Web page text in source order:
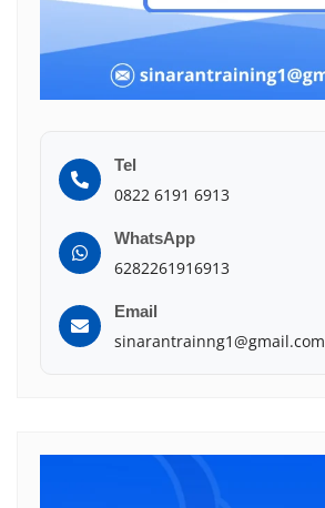
Tel
0822 6191 6913
WhatsApp
6282261916913
Email
sinarantrainng1@gmail.com